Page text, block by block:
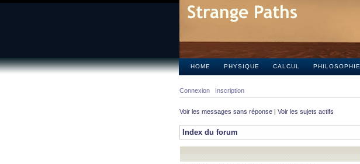
HOME PHYSIQUE CALCUL PHILOSOPHIE
Connexion Inscription
Voir les messages sans réponse | Voir les sujets actifs
Index du forum